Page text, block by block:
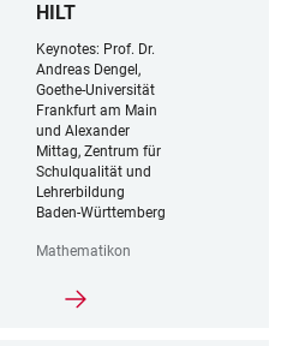
HILT
Keynotes: Prof. Dr.
Andreas Dengel,
Goethe-Universität
Frankfurt am Main
und Alexander
Mittag, Zentrum für
Schulqualität und
Lehrerbildung
Baden-Württemberg
Mathematikon